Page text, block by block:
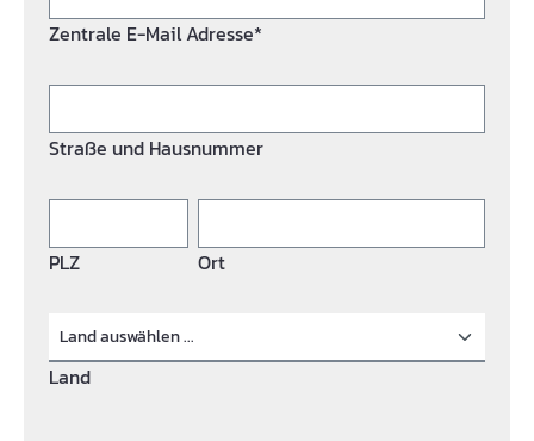
Zentrale E-Mail Adresse*
Straße und Hausnummer
PLZ Ort
Land